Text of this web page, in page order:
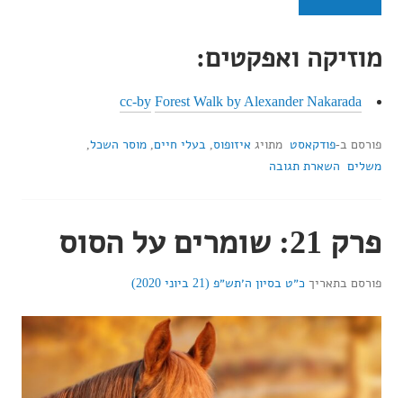
מוזיקה ואפקטים:
cc-byForest Walk by Alexander Nakarada
פורסם ב-פודקאסט מתויג איזופוס, בעלי חיים, מוסר השכל,
משלים השארת תגובה
פרק 21: שומרים על הסוס
פורסם בתאריך כ״ט בסיון ה׳תש״פ (21 ביוני 2020)